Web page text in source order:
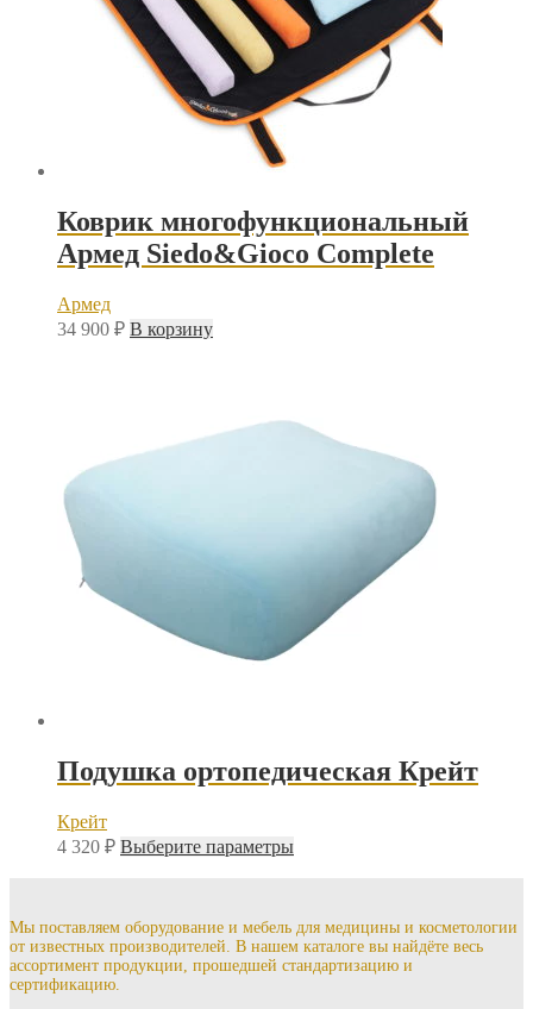
Коврик многофункциональный
Армед Siedo&Gioco Complete
Армед
34 900 ₽ В корзину
Подушка ортопедическая Крейт
Крейт
4 320 ₽ Выберите параметрыЭтот
вариаций.
Опции
можно
Мы поставляем оборудование и мебель для медицины и косметологии
от известных производителей. В нашем каталоге вы найдёте весь
ассортимент продукции, прошедшей стандартизацию и
сертификацию.